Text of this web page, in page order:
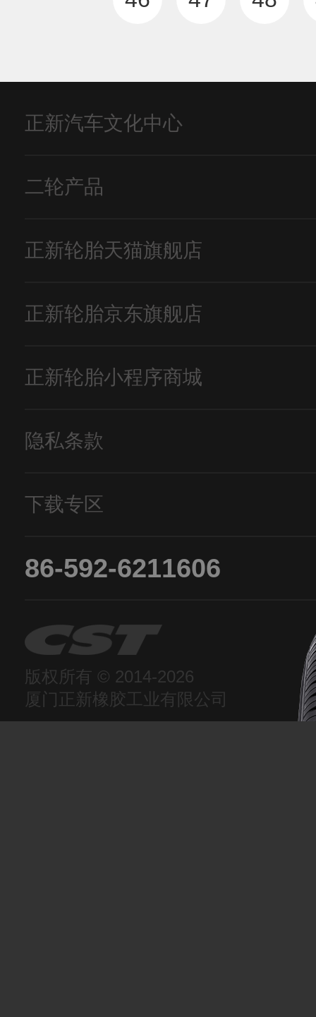
正新汽车文化中心
二轮产品
正新轮胎天猫旗舰店
正新轮胎京东旗舰店
正新轮胎小程序商城
隐私条款
下载专区
86-592-6211606
版权所有 © 2014-2026
厦门正新橡胶工业有限公司